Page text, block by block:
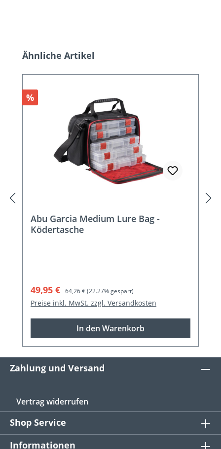
Produktgalerie überspringen
Ähnliche Artikel
Rabatt
%
Abu Garcia Medium Lure Bag -
Ködertasche
Verkaufspreis:
49,95 € Regulärer Preis:
64,26 €(22.27% gespart)
Preise inkl. MwSt. zzgl. Versandkosten
In den Warenkorb
Zahlung und Versand
Vertrag widerrufen
Shop Service
Informationen